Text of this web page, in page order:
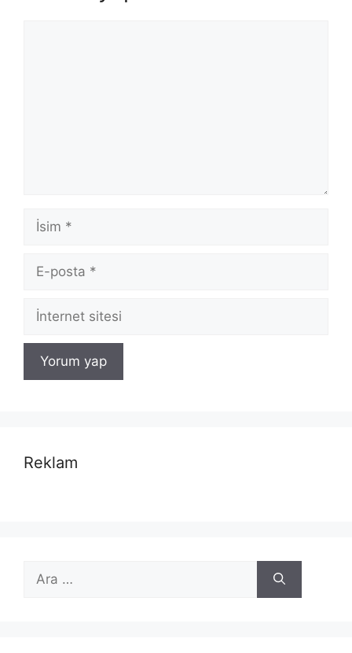
İsim
posta
İnternet
sitesi
Reklam
ara